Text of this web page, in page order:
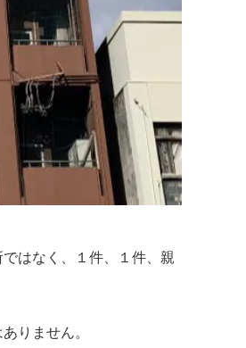
はなく、１件、１件、親
りません。